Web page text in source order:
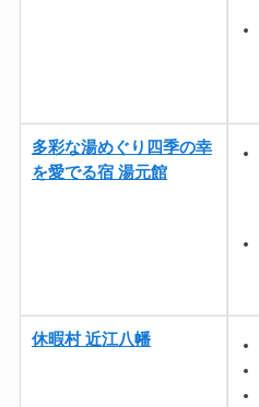
多彩な湯めぐり四季の幸
を愛でる宿 湯元館
休暇村 近江八幡